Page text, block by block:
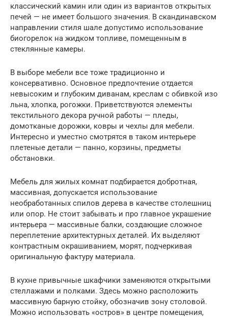
классический камин или один из вариантов открытых
печей — не имеет большого значения. В скандинавском
направлении стиля шале допустимо использование
биогорелок на жидком топливе, помещенным в
стеклянные камеры.
В выборе мебели все тоже традиционно и
консервативно. Основное предпочтение отдается
невысоким и глубоким диванам, креслам с обивкой изо
льна, хлопка, рогожки. Приветствуются элементы
текстильного декора ручной работы — пледы,
домотканые дорожки, ковры и чехлы для мебели.
Интересно и уместно смотрятся в таком интерьере
плетеные детали — панно, корзины, предметы
обстановки.
Мебель для жилых комнат подбирается добротная,
массивная, допускается использование
необработанных спилов дерева в качестве столешниц
или опор. Не стоит забывать и про главное украшение
интерьера — массивные балки, создающие сложное
переплетение архитектурных деталей. Их выделяют
контрастным окрашиванием, морят, подчеркивая
оригинальную фактуру материала.
В кухне привычные шкафчики заменяются открытыми
стеллажами и полками. Здесь можно расположить
массивную барную стойку, обозначив зону столовой.
Можно использовать «остров» в центре помещения,